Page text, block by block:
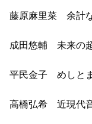
藤原麻里菜 余計
成田悠輔 未来の
平民金子 めしと
高橋弘希 近現代